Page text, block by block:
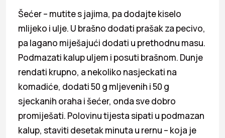
Šećer – mutite s jajima, pa dodajte kiselo
mlijeko i ulje. U brašno dodati prašak za pecivo,
pa lagano miješajući dodati u prethodnu masu.
Podmazati kalup uljem i posuti brašnom. Dunje
rendati krupno, a nekoliko nasjeckati na
komadiće, dodati 50 g mljevenih i 50 g
sjeckanih oraha i šećer, onda sve dobro
promiješati. Polovinu tijesta sipati u podmazan
kalup, staviti desetak minuta u rernu – koja je